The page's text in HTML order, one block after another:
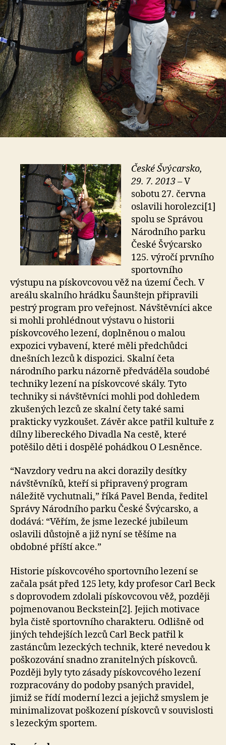
České Švýcarsko,
29. 7. 2013– V
sobotu 27. června
oslavili horolezci[1]
spolu se Správou
Národního parku
České Švýcarsko
125. výročí prvního
sportovního
výstupu na pískovcovou věž na území Čech. V
areálu skalního hrádku Šaunštejn připravili
pestrý program pro veřejnost. Návštěvníci akce
si mohli prohlédnout výstavu o historii
pískovcového lezení, doplněnou o malou
expozici vybavení, které měli předchůdci
dnešních lezců k dispozici. Skalní četa
národního parku názorně předváděla soudobé
techniky lezení na pískovcové skály. Tyto
techniky si návštěvníci mohli pod dohledem
zkušených lezců ze skalní čety také sami
prakticky vyzkoušet. Závěr akce patřil kultuře z
dílny libereckého Divadla Na cestě, které
potěšilo děti i dospělé pohádkou O Lesněnce.
“Navzdory vedru na akci dorazily desítky
návštěvníků, kteří si připravený program
náležitě vychutnali,” říká Pavel Benda, ředitel
Správy Národního parku České Švýcarsko, a
dodává: “Věřím, že jsme lezecké jubileum
oslavili důstojně a již nyní se těšíme na
obdobné příští akce.”
Historie pískovcového sportovního lezení se
začala psát před 125 lety, kdy profesor Carl Beck
s doprovodem zdolali pískovcovou věž, později
pojmenovanou Beckstein[2]. Jejich motivace
byla čistě sportovního charakteru. Odlišně od
jiných tehdejších lezců Carl Beck patřil k
zastáncům lezeckých technik, které nevedou k
poškozování snadno zranitelných pískovců.
Později byly tyto zásady pískovcového lezení
rozpracovány do podoby psaných pravidel,
jimiž se řídí moderní lezci a jejichž smyslem je
minimalizovat poškození pískovců v souvislosti
s lezeckým sportem.